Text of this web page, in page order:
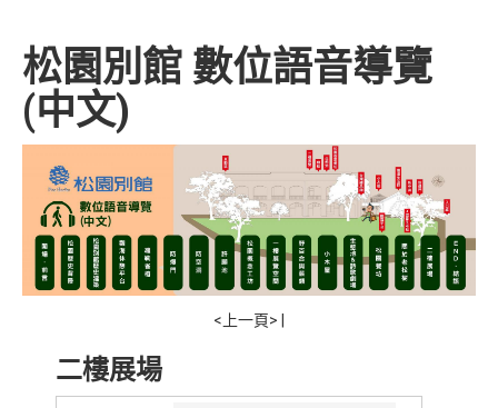
松園別館 數位語音導覽
(中文)
<上一頁>
二樓展場